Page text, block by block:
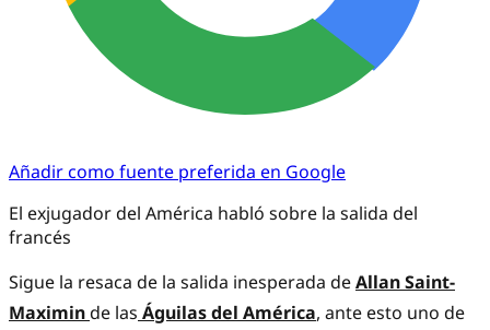
Añadir como fuente preferida en Google
El exjugador del América habló sobre la salida del
francés
Sigue la resaca de la salida inesperada deAllan Saint-
Maximinde las Águilas del América, ante esto uno de